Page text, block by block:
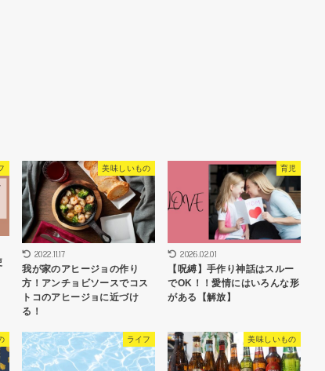
美味しいもの
2022.11.17
我が家のアヒージョの作り
方！アンチョビソースでコス
トコのアヒージョに近づけ
る！
育児
2026.02.01
【呪縛】手作り神話はスルー
でOK！！愛情にはいろんな形
がある【解放】
ライフ 美味しいもの